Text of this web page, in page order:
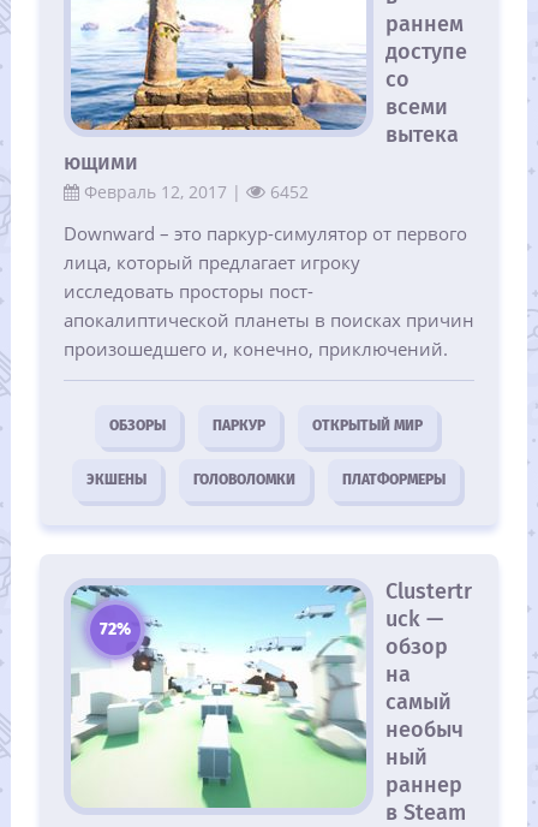
раннем
доступе
со
всеми
вытека
ющими
Февраль 12, 2017 | 6452
Downward – это паркур-симулятор от первого
лица, который предлагает игроку
исследовать просторы пост-
апокалиптической планеты в поисках причин
произошедшего и, конечно, приключений.
ОБЗОРЫ ПАРКУР ОТКРЫТЫЙ МИР
ЭКШЕНЫ ГОЛОВОЛОМКИ ПЛАТФОРМЕРЫ
72%
Clustertr
uck —
обзор
на
самый
необыч
ный
раннер
в Steam